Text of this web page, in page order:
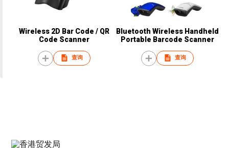
Wireless 2D Bar Code / QR
Code Scanner
查询
Bluetooth Wireless Handheld
Portable Barcode Scanner
查询